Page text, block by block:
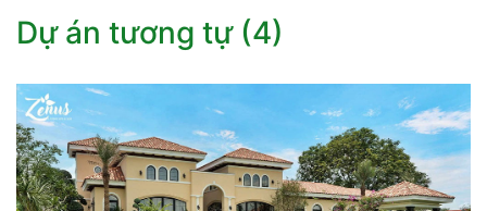
Dự án tương tự (4)